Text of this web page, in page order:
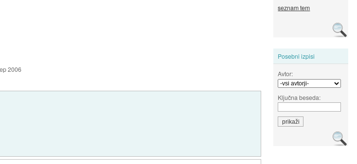
seznam tem
Posebni izpisi
Avtor:
Ključna beseda:
2006